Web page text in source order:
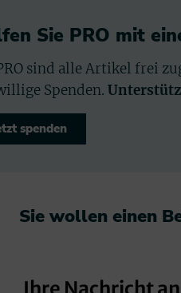
Sie PRO mit
sind alle Artikel frei
Spenden.
spenden
Sie wollen einen